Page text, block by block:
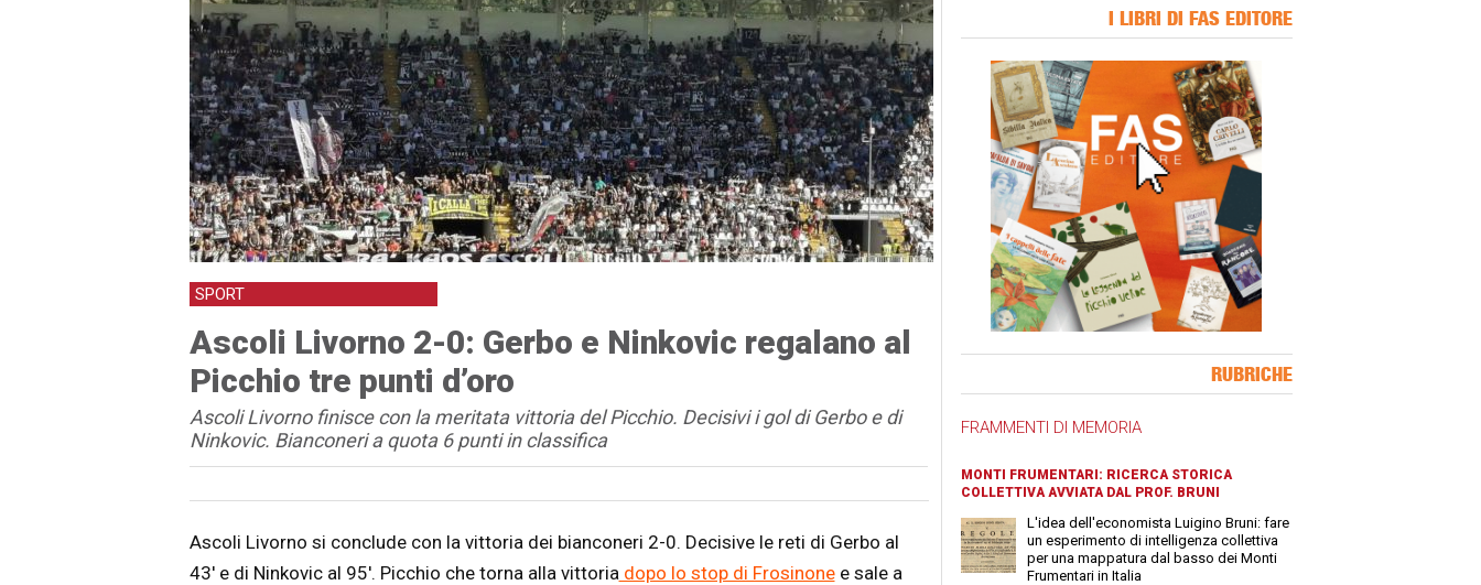
SPORT
Ascoli Livorno 2-0: Gerbo e Ninkovic regalano al
Picchio tre punti d’oro
Ascoli Livorno finisce con la meritata vittoria del Picchio. Decisivi i gol di Gerbo e di
Ninkovic. Bianconeri a quota 6 punti in classifica
Articolo
Testo articolo principale
Ascoli Livorno si conclude con la vittoria dei bianconeri 2-0. Decisive le reti di Gerbo al
43′ e di Ninkovic al 95′. Picchio che torna alla vittoria dopo lo stop di Frosinonee sale a
I LIBRI DI FAS EDITORE
RUBRICHE
FRAMMENTI DI MEMORIA
MONTI FRUMENTARI: RICERCA STORICA
COLLETTIVA AVVIATA DAL PROF. BRUNI
L'idea dell'economista Luigino Bruni: fare
un esperimento di intelligenza collettiva
per una mappatura dal basso dei Monti
Frumentari in Italia